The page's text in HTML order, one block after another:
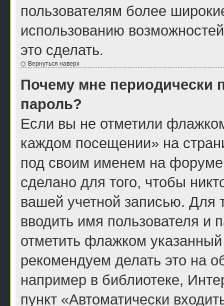
пользователям более
использованию
это сделать.
Вернуться наверх
Почему мне периодически
пароль?
Если вы не отметили
каждом посещении» на
под своим именем на
сделано для того, чтобы
вашей учетной записью. Для
вводить имя пользователя
отметить флажком
рекомендуем делать это на
например в библиотеке,
пункт «Автоматически